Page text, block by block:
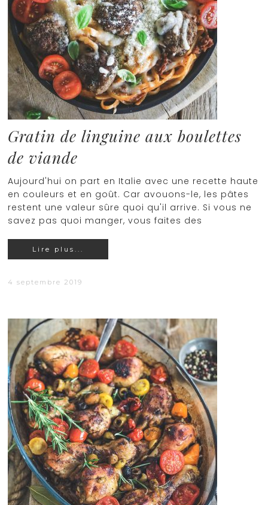
Gratin de linguine aux boulettes
de viande
Aujourd'hui on part en Italie avec une recette haute
en couleurs et en goût. Car avouons-le, les pâtes
restent une valeur sûre quoi qu'il arrive. Si vous ne
savez pas quoi manger, vous faites des
Lire plus...
4 septembre 2019